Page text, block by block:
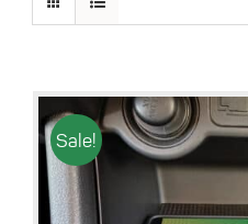
Sale!